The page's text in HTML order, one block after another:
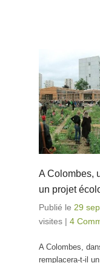
A Colombes,
un projet
Publié le 29
visites | 4
A Colombes,
remplacera-t-il